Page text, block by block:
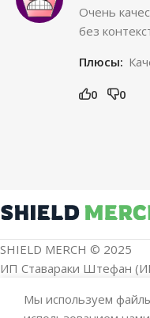
Очень
без
Плюсы:
0 0
SHIELD MERCH © 2025
ИП Ставараки Штефан
Мы используем